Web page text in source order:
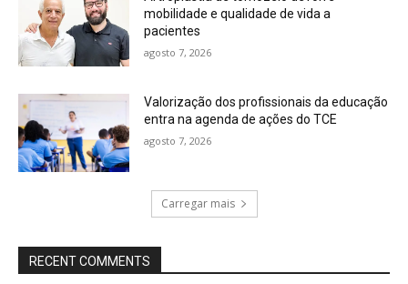
mobilidade e qualidade de vida a
pacientes
agosto 7, 2026
Valorização dos profissionais da educação
entra na agenda de ações do TCE
agosto 7, 2026
Carregar mais
RECENT COMMENTS